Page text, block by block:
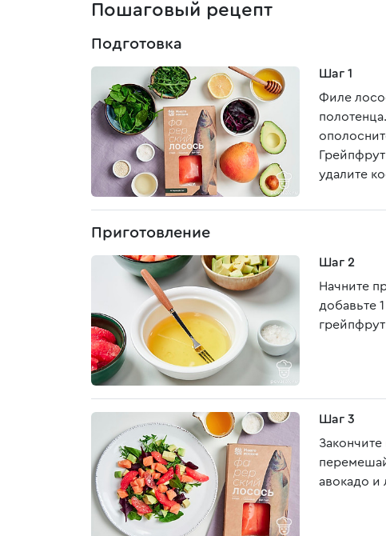
Пошаговый рецепт
Подготовка
Шаг 1
Филе
удалите
Приготовление
Шаг 2
Начните
добавьте
Шаг 3
авокадо и